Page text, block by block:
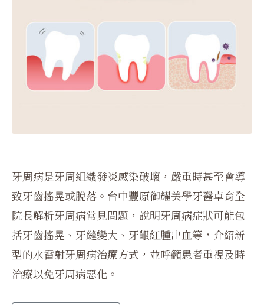
牙周病是牙周組織發炎感染破壞，嚴重時甚至會導
致牙齒搖晃或脫落。台中豐原御耀美學牙醫卓育全
院長解析牙周病常見問題，說明牙周病症狀可能包
括牙齒搖晃、牙縫變大、牙齦紅腫出血等，介紹新
型的水雷射牙周病治療方式，並呼籲患者重視及時
治療以免牙周病惡化。